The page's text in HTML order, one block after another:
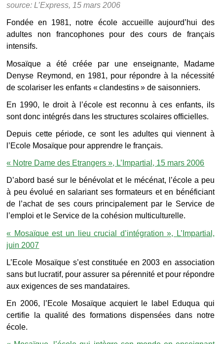
source: L’Express, 15 mars 2006
Fondée en 1981, notre école accueille aujourd’hui des
adultes non francophones pour des cours de français
intensifs.
Mosaïque a été créée par une enseignante, Madame
Denyse Reymond, en 1981, pour répondre à la nécessité
de scolariser les enfants « clandestins » de saisonniers.
En 1990, le droit à l’école est reconnu à ces enfants, ils
sont donc intégrés dans les structures scolaires officielles.
Depuis cette période, ce sont les adultes qui viennent à
l’Ecole Mosaïque pour apprendre le français.
« Notre Dame des Etrangers », L’Impartial, 15 mars 2006
D’abord basé sur le bénévolat et le mécénat, l’école a peu
à peu évolué en salariant ses formateurs et en bénéficiant
de l’achat de ses cours principalement par le Service de
l’emploi et le Service de la cohésion multiculturelle.
« Mosaïque est un lieu crucial d’intégration », L’Impartial,
juin 2007
L’Ecole Mosaïque s’est constituée en 2003 en association
sans but lucratif, pour assurer sa pérennité et pour répondre
aux exigences de ses mandataires.
En 2006, l’Ecole Mosaïque acquiert le label Eduqua qui
certifie la qualité des formations dispensées dans notre
école.